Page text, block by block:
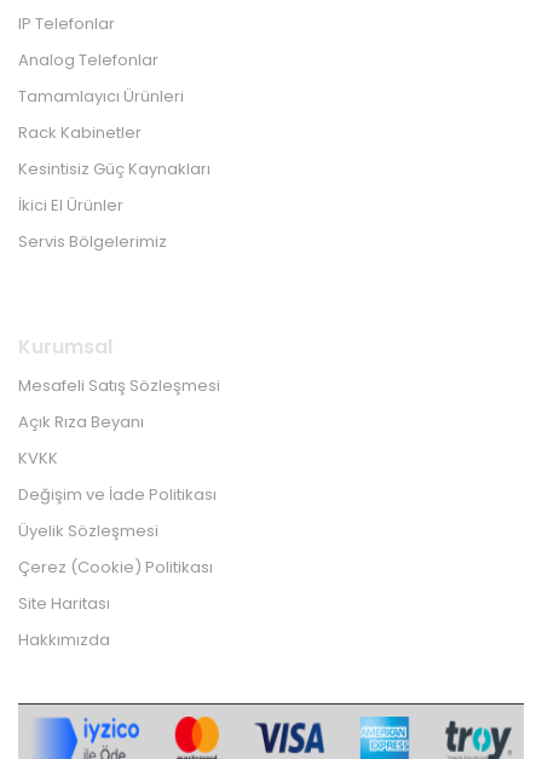
IP Telefonlar
Analog Telefonlar
Tamamlayıcı Ürünleri
Rack Kabinetler
Kesintisiz Güç Kaynakları
İkici El Ürünler
Servis Bölgelerimiz
Kurumsal
Mesafeli Satış Sözleşmesi
Açık Rıza Beyanı
KVKK
Değişim ve İade Politikası
Üyelik Sözleşmesi
Çerez (Cookie) Politikası
Site Haritası
Hakkımızda